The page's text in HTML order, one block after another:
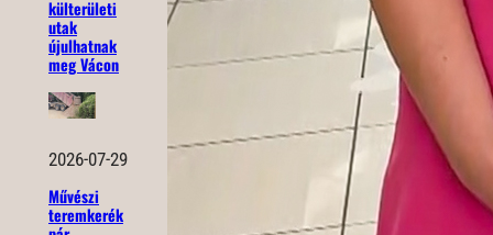
külterületi
utak
újulhatnak
meg Vácon
2026-07-29
Művészi
teremkerék